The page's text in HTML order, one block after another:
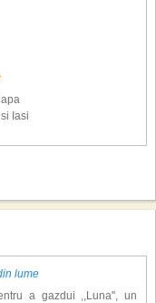
Iasi
lume
a gazdui ,,Luna'', un